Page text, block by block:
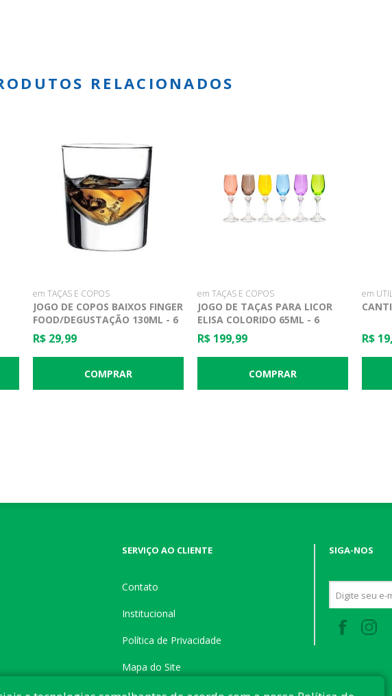
RELACIONADOS
em TAÇAS E COPOS
JOGO DE COPOS BAIXOS FINGER
FOOD/DEGUSTAÇÃO 130ML - 6
PEÇAS - PASABAHCE
R$ 29,99
em TAÇAS E COPOS
JOGO DE TAÇAS PARA LICOR
ELISA COLORIDO 65ML - 6
PEÇAS - BOHEMIA
R$ 199,99
em
R$
SERVIÇO AO CLIENTE
Contato
Institucional
Política de Privacidade
Mapa do Site
SIGA-NOS